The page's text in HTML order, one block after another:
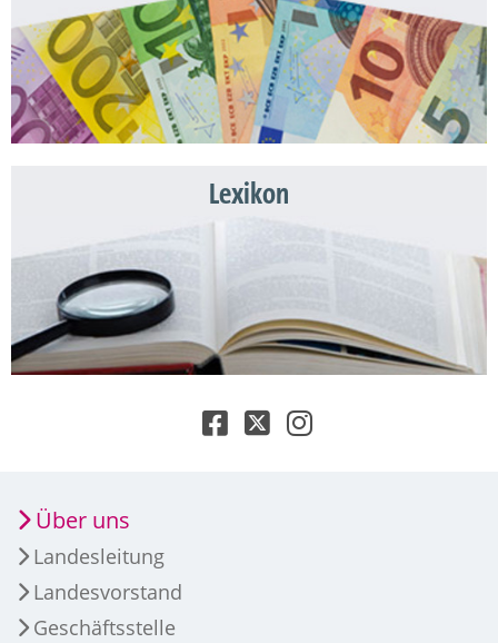
Lexikon
Über uns
Landesleitung
Landesvorstand
Geschäftsstelle